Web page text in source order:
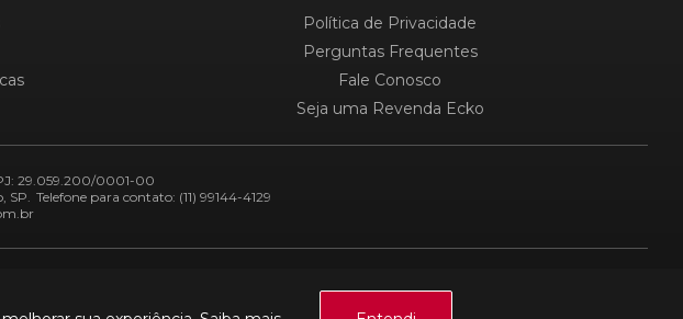
Política de Privacidade
Perguntas Frequentes
Fale Conosco
Seja uma Revenda Ecko
29.059.200/0001-00
SP. Telefone para contato: (11) 99144-4129